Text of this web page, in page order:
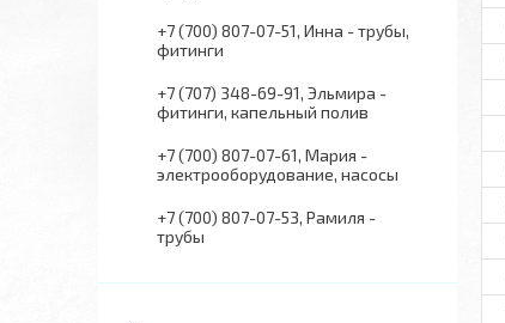
+7 (700) 807-07-51 Инна - трубы,
фитинги
+7 (707) 348-69-91 Эльмира -
фитинги, капельный полив
+7 (700) 807-07-61 Мария -
электрооборудование, насосы
+7 (700) 807-07-53 Рамиля -
трубы